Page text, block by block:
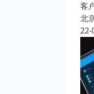
客
北
22-